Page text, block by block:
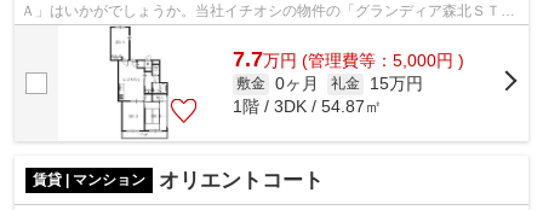
Ａ」はいかがでしょうか。当社イチオシの物件の「グランディア森北ＳＴＯ
ＲＩＡ」。ぜひ一度ご覧ください。通...
7.7万円 (管理費等：5,000円 )
敷金 0ヶ月 礼金
15万円
1階 / 3DK / 54.87㎡
賃貸 | マンション オリエントコート